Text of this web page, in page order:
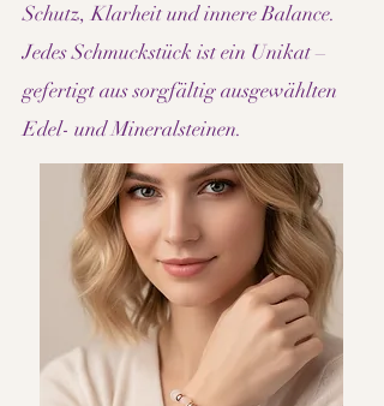
Schutz, Klarheit und innere Balance.
Jedes Schmuckstück ist ein Unikat –
gefertigt aus sorgfältig ausgewählten
Edel- und Mineralsteinen.